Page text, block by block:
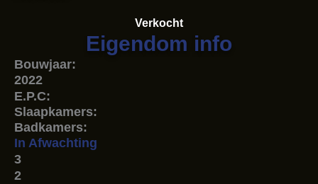
Verkocht
Eigendom info
Bouwjaar:
2022
E.P.C:
Slaapkamers:
Badkamers:
In Afwachting
3
2